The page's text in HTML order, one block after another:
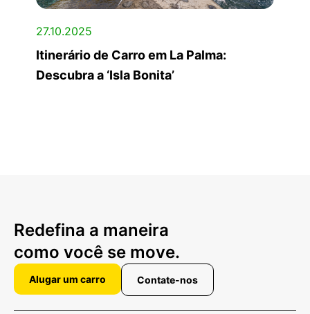
27.10.2025
Itinerário de Carro em La Palma:
Descubra a ‘Isla Bonita’
Redefina a maneira
como você se move.
Alugar um carro Contate-nos